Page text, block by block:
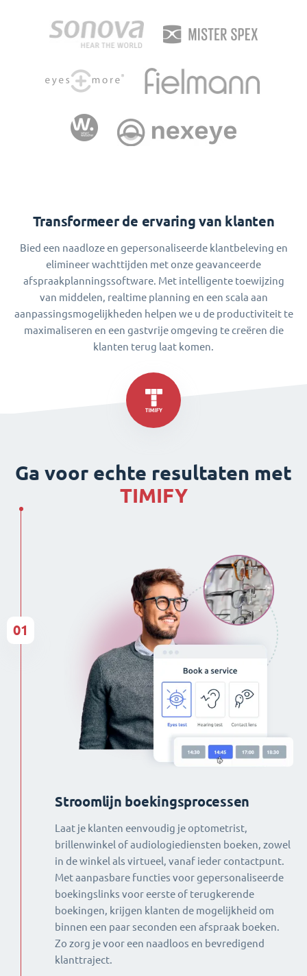
Transformeer de ervaring van klanten
Bied een naadloze en gepersonaliseerde klantbeleving en
elimineer wachttijden met onze geavanceerde
afspraakplanningssoftware. Met intelligente toewijzing
van middelen, realtime planning en een scala aan
aanpassingsmogelijkheden helpen we u de productiviteit te
maximaliseren en een gastvrije omgeving te creëren die
klanten terug laat komen.
Ga voor echte resultaten met
TIMIFY
Stroomlijn boekingsprocessen
Laat je klanten eenvoudig je optometrist,
brillenwinkel of audiologiediensten boeken, zowel
in de winkel als virtueel, vanaf ieder contactpunt.
Met aanpasbare functies voor gepersonaliseerde
boekingslinks voor eerste of terugkerende
boekingen, krijgen klanten de mogelijkheid om
binnen een paar seconden een afspraak boeken.
Zo zorg je voor een naadloos en bevredigend
klanttraject.
01